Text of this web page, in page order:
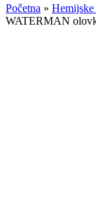
Početna »
WATERMAN